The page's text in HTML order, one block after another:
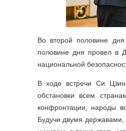
Во второй половине
половине дня провел в
национальной
В ходе встречи Си
обстановки всем
конфронтации; народы
Будучи двумя